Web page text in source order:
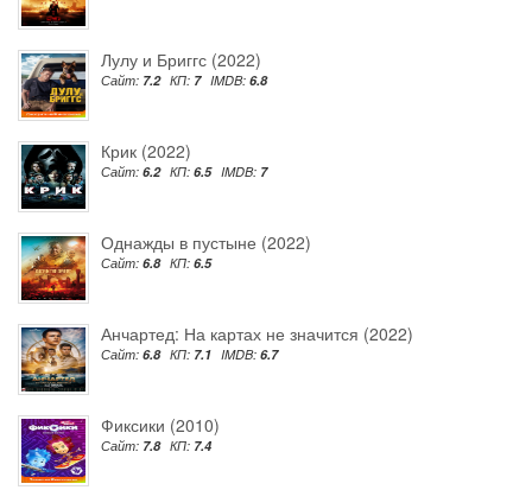
Лулу и Бриггс (2022)
Сайт: 7.2 КП: 7 IMDB: 6.8
Крик (2022)
Сайт: 6.2 КП: 6.5 IMDB: 7
Однажды в пустыне (2022)
Сайт: 6.8 КП: 6.5
Анчартед: На картах не значится (2022)
Сайт: 6.8 КП: 7.1 IMDB: 6.7
Фиксики (2010)
Сайт: 7.8 КП: 7.4